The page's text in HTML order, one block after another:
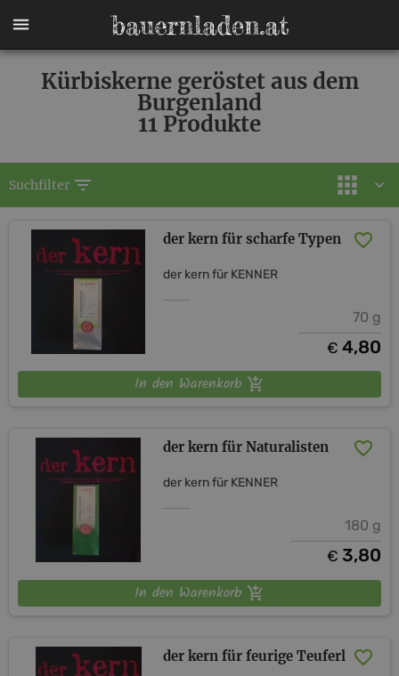
Kürbiskerne geröstet aus dem
Burgenland
11 Produkte
Suchfilter filter_list
der kern für scharfe Typen
der kern für KENNER
70 g
€ 4,80
In den Warenkorb
der kern für Naturalisten
der kern für KENNER
180 g
€ 3,80
In den Warenkorb
der kern für feurige Teuferl